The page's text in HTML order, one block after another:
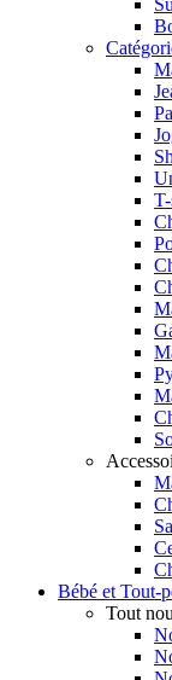
Bébé et Tout-
Tout